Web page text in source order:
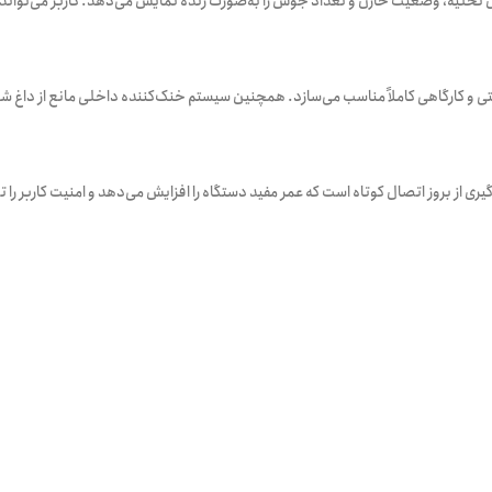
و کارگاهی کاملاً مناسب می‌سازد. همچنین سیستم خنک‌کننده داخلی مانع از
از بروز اتصال کوتاه است که عمر مفید دستگاه را افزایش می‌دهد و امنیت کاربر